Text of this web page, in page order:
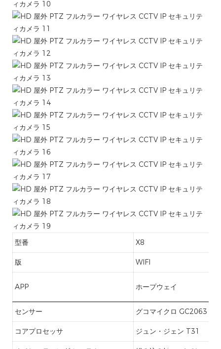
型番 X8
版 WIFI
APP ホープウェイ
センサー グコマイクロ GC2063
コアプロセッサ ジュン・ジェン T31